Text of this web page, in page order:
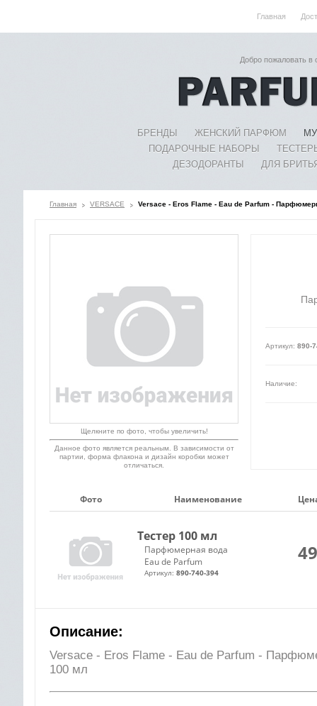
Главная
Добро пожаловать
БРЕНДЫ ЖЕНСКИЙ ПАРФЮМ
ПОДАРОЧНЫЕ НАБОРЫ
ДЕЗОДОРАНТЫ
ДЛЯ
Главная VERSACE Versace - Eros Flame - Eau de Parfum -
Артикул: 890-
Наличие:
Щелкните по фото, чтобы увеличить!
Данное фото является реальным. В зависимости от
партии, форма флакона и дизайн коробки может
отличаться.
Фото Наименование
Тестер 100 мл
Парфюмерная вода
Eau de Parfum
Артикул: 890-740-394
Описание:
Versace - Eros Flame - Eau de Parfum -
100 мл